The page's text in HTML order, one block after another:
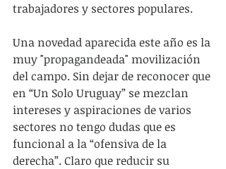
trabajadores y sectores populares.
Una novedad aparecida este año es la
muy "propagandeada" movilización
del campo. Sin dejar de reconocer que
en “Un Solo Uruguay” se mezclan
intereses y aspiraciones de varios
sectores no tengo dudas que es
funcional a la “ofensiva de la
derecha”. Claro que reducir su